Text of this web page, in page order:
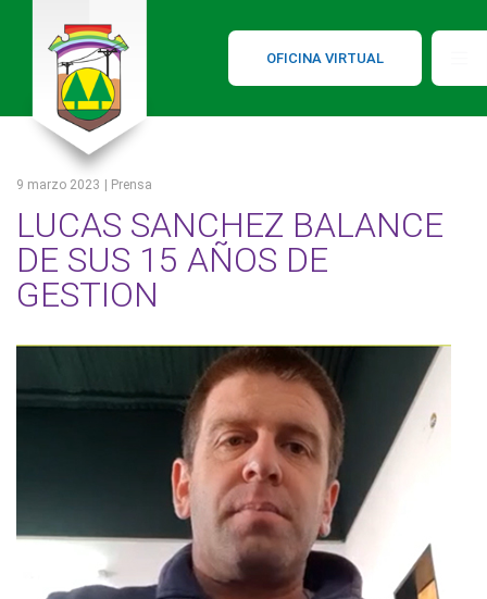
OFICINA VIRTUAL
9 marzo 2023 | Prensa
LUCAS SANCHEZ BALANCE
DE SUS 15 AÑOS DE
GESTION